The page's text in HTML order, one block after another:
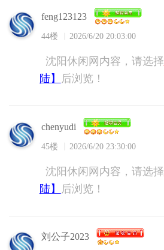
feng123123
44楼 2026/6/20 20:03:00
沈阳休闲网内容，请选择
陆】
后浏览！
chenyudi
45楼 2026/6/20 23:30:00
沈阳休闲网内容，请选择
陆】
后浏览！
刘公子2023